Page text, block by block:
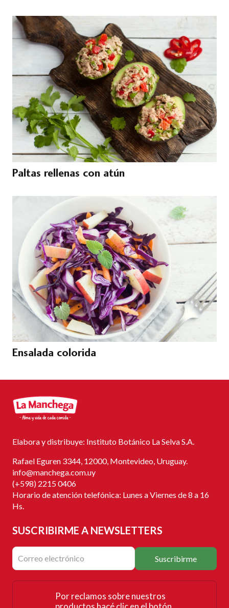
Paltas rellenas con atún
Ensalada colorida
Elabora y distribuye: Instituto Botánico La Selva S.A.
Rafael Eguren 3344, 12000, Montevideo, Uruguay.
info@manchega.com.uy
(+598) 2215 0406
Horario de atención telefónica: Lunes a Viernes de 8 a 16
Hs.
SUSCRIBIRME A NEWSLETTERS
Suscribirme
Por reclamos sobre nuestros